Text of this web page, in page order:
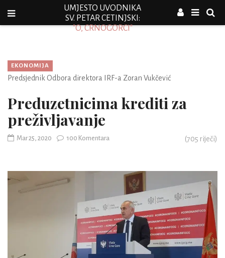
UMJESTO UVODNIKA
SV. PETAR CETINJSKI:
"O, CRNOGORCI"
EKONOMIJA
Predsjednik Odbora direktora IRF-a Zoran Vukčević
Preduzetnicima krediti za
preživljavanje
Mar 25, 2020 100 Komentara (705 riječi)